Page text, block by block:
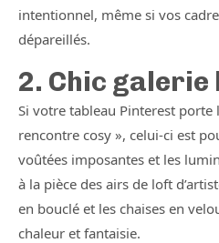
intentionnel, même si vos
dépareillés.
2. Chic galerie
Si votre tableau Pinterest
rencontre cosy », celui-ci est
voûtées imposantes et les
à la pièce des airs de loft
en bouclé et les chaises en
chaleur et fantaisie.